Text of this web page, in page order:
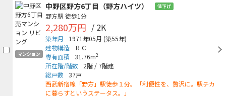
マンション
中野区野方6丁目（野方ハイツ） 値下げ
野方駅 徒歩1分
2,280万円 / 2K
築年月 1971年05月 (築55年)
建物構造
ＲＣ
専有面積
31.76m2
所在階/階数 2階 / 7階建
総戸数 37戸
西武新宿線「野方」駅徒歩１分。「利便性を、贅沢に。駅チカ
に暮らすというステータス。」